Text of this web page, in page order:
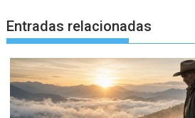
Entradas relacionadas